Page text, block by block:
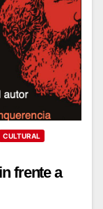
CULTURAL
frente a